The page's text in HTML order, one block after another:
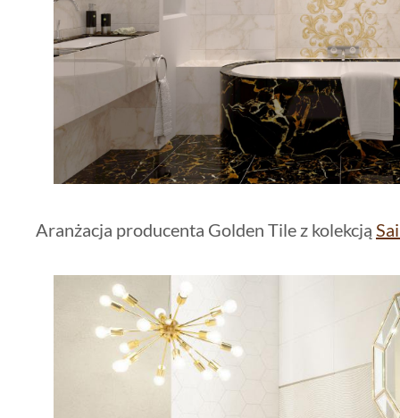
Aranżacja producenta Golden Tile z kolekcją